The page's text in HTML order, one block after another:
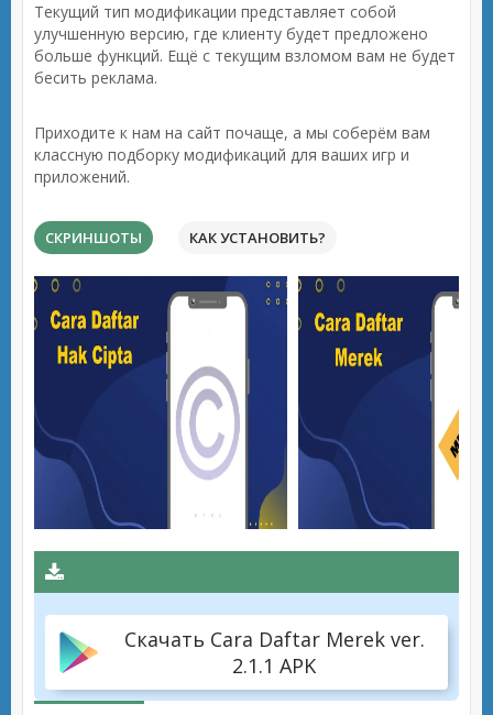
Текущий тип модификации представляет собой
улучшенную версию, где клиенту будет предложено
больше функций. Ещё с текущим взломом вам не будет
бесить реклама.
Приходите к нам на сайт почаще, а мы соберём вам
классную подборку модификаций для ваших игр и
приложений.
СКРИНШОТЫ КАК УСТАНОВИТЬ?
Скачать Cara Daftar Merek ver.
2.1.1 APK